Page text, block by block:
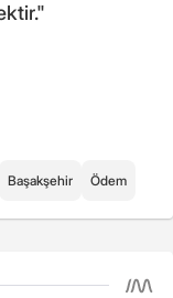
Başakşehir Ödem